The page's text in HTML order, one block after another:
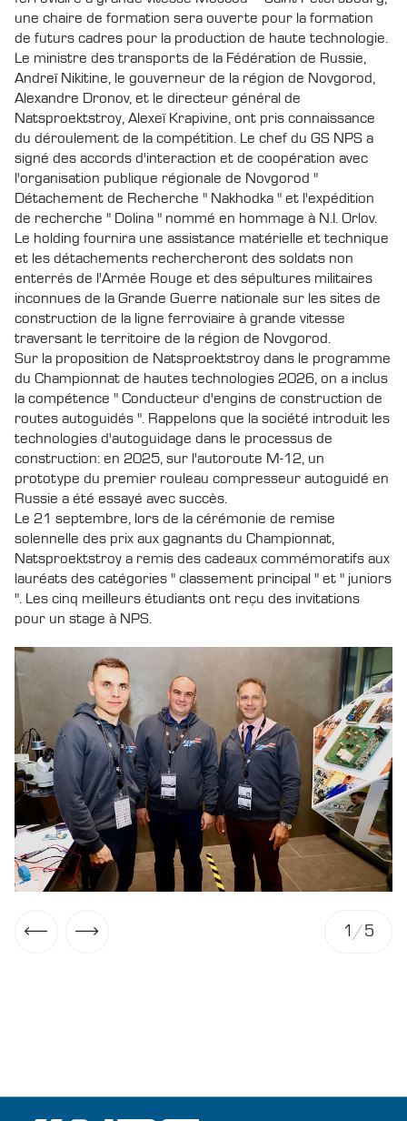
1/5
une chaire de formation sera ouverte pour la formation
de futurs cadres pour la production de haute technologie.
Le ministre des transports de la Fédération de Russie,
Andreï Nikitine, le gouverneur de la région de Novgorod,
Alexandre Dronov, et le directeur général de
Natsproektstroy, Alexeï Krapivine, ont pris connaissance
du déroulement de la compétition. Le chef du GS NPS a
signé des accords d'interaction et de coopération avec
l'organisation publique régionale de Novgorod "
Détachement de Recherche " Nakhodka " et l'expédition
de recherche " Dolina " nommé en hommage à N.I. Orlov.
Le holding fournira une assistance matérielle et technique
et les détachements rechercheront des soldats non
enterrés de l'Armée Rouge et des sépultures militaires
inconnues de la Grande Guerre nationale sur les sites de
construction de la ligne ferroviaire à grande vitesse
traversant le territoire de la région de Novgorod.
Sur la proposition de Natsproektstroy dans le programme
du Championnat de hautes technologies 2026, on a inclus
la compétence " Conducteur d'engins de construction de
routes autoguidés ". Rappelons que la société introduit les
technologies d'autoguidage dans le processus de
construction: en 2025, sur l'autoroute M-12, un
prototype du premier rouleau compresseur autoguidé en
Russie a été essayé avec succès.
Le 21 septembre, lors de la cérémonie de remise
solennelle des prix aux gagnants du Championnat,
Natsproektstroy a remis des cadeaux commémoratifs aux
lauréats des catégories " classement principal " et " juniors
". Les cinq meilleurs étudiants ont reçu des invitations
pour un stage à NPS.